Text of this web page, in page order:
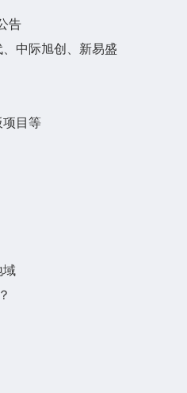
告
中际旭创、新易盛
项目等
域